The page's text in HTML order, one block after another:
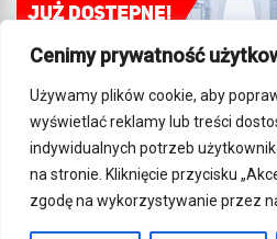
Cenimy prywatność
Używamy plików cookie, aby
wyświetlać reklamy lub treści
indywidualnych potrzeb
na stronie. Kliknięcie przycisku
zgodę na wykorzystywanie przez